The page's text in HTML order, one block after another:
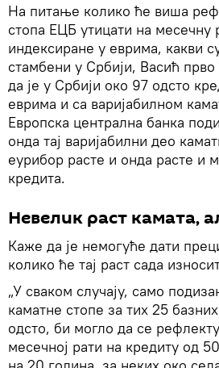
На питање колико ће виша
стопа ЕЦБ утицати на месечну
индексиране у еврима, какви
стамбени у Србији, Васић прво
да је у Србији око 97 одсто
еврима и са варијабилном
Европска централна банка
онда тај варијабилни део
еурибор расте и онда расте и
кредита.
Невелик раст камата,
Каже да је немогуће дати
колико ће тај раст сада
„У сваком случају, само
каматне стопе за тих 25
одсто, би могло да се
месечној рати на кредиту од